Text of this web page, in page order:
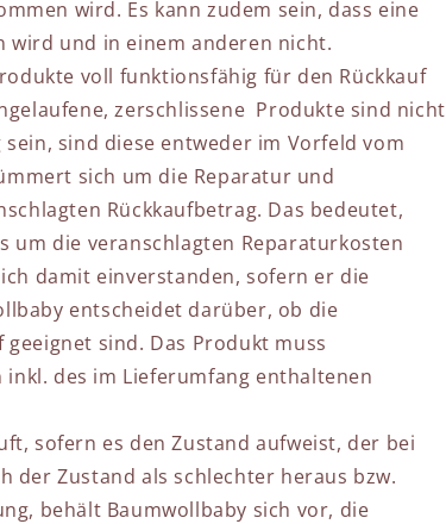
wird. Es kann zudem sein, dass eine
wird und in einem anderen nicht.
voll funktionsfähig für den Rückkauf
zerschlissene Produkte sind nicht
sind diese entweder im Vorfeld vom
sich um die Reparatur und
Rückkaufbetrag. Das bedeutet,
um die veranschlagten Reparaturkosten
damit einverstanden, sofern er die
entscheidet darüber, ob die
sind. Das Produkt muss
des im Lieferumfang enthaltenen
sofern es den Zustand aufweist, der bei
der Zustand als schlechter heraus bzw.
behält Baumwollbaby sich vor, die